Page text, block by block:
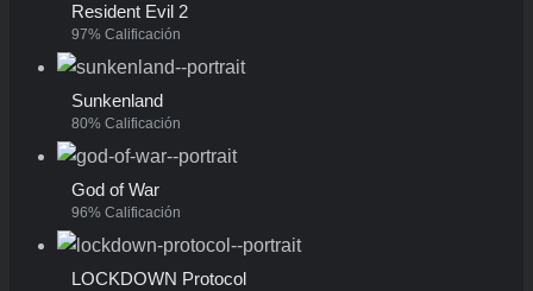
Resident Evil 2
97% Calificación
Sunkenland
80% Calificación
God of War
96% Calificación
LOCKDOWN Protocol